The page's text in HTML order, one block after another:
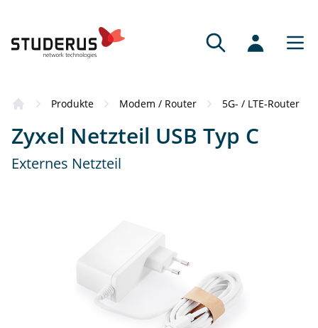
Produkte Modem / Router 5G- / LTE-Router
Zyxel Netzteil USB Typ C
Externes Netzteil